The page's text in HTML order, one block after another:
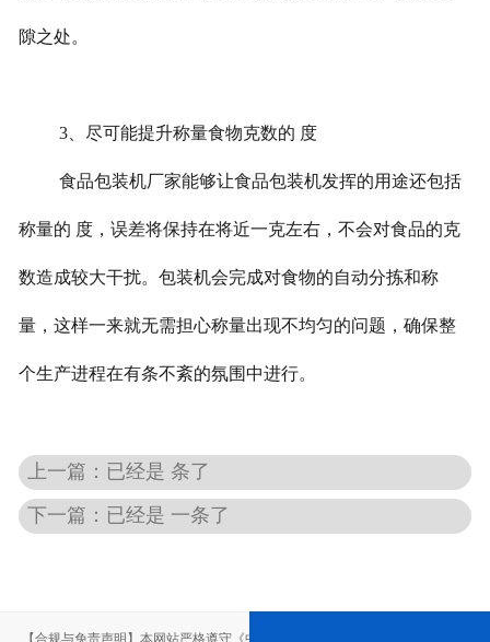
隙之处。
3、尽可能提升称量食物克数的 度
食品包装机厂家能够让食品包装机发挥的用途还包括
称量的 度，误差将保持在将近一克左右，不会对食品的克
数造成较大干扰。包装机会完成对食物的自动分拣和称
量，这样一来就无需担心称量出现不均匀的问题，确保整
个生产进程在有条不紊的氛围中进行。
上一篇：已经是 条了
下一篇：已经是 一条了
【合规与免责声明】本网站严格遵守《中华人民共和国广告法》，尽力规范用